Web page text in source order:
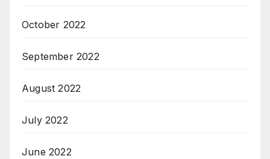
October 2022
September 2022
August 2022
July 2022
June 2022